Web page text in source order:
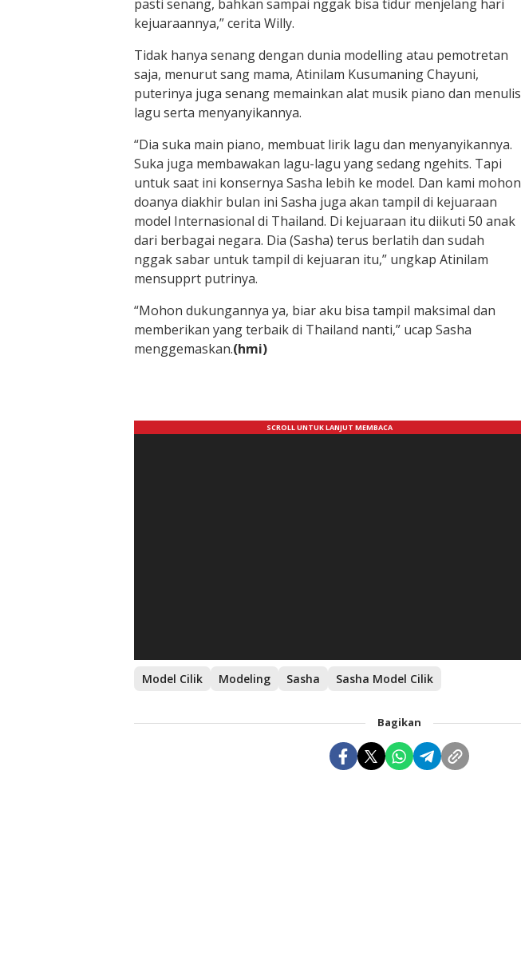
pasti senang, bahkan sampai nggak bisa tidur menjelang hari
kejuaraannya,” cerita Willy.
Tidak hanya senang dengan dunia modelling atau pemotretan
saja, menurut sang mama, Atinilam Kusumaning Chayuni,
puterinya juga senang memainkan alat musik piano dan menulis
lagu serta menyanyikannya.
“Dia suka main piano, membuat lirik lagu dan menyanyikannya.
Suka juga membawakan lagu-lagu yang sedang ngehits. Tapi
untuk saat ini konsernya Sasha lebih ke model. Dan kami mohon
doanya diakhir bulan ini Sasha juga akan tampil di kejuaraan
model Internasional di Thailand. Di kejuaraan itu diikuti 50 anak
dari berbagai negara. Dia (Sasha) terus berlatih dan sudah
nggak sabar untuk tampil di kejuaran itu,” ungkap Atinilam
mensupprt putrinya.
“Mohon dukungannya ya, biar aku bisa tampil maksimal dan
memberikan yang terbaik di Thailand nanti,” ucap Sasha
menggemaskan.(hmi)
Model Cilik Modeling Sasha Sasha Model Cilik
Bagikan